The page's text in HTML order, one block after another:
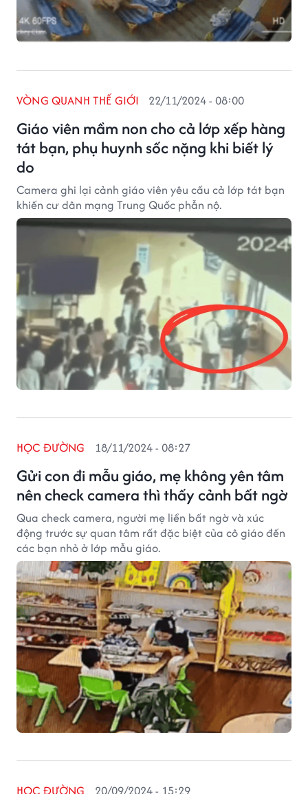
Giáo viên mầm non cho cả lớp xếp hàng
tát bạn, phụ huynh sốc nặng khi biết lý
do
VÒNG QUANH THẾ GIỚI 22/11/2024 - 08:00
Camera ghi lại cảnh giáo viên yêu cầu cả lớp tát bạn
khiến cư dân mạng Trung Quốc phẫn nộ.
Gửi con đi mẫu giáo, mẹ không yên tâm
nên check camera thì thấy cảnh bất ngờ
HỌC ĐƯỜNG 18/11/2024 - 08:27
Qua check camera, người mẹ liền bất ngờ và xúc
động trước sự quan tâm rất đặc biệt của cô giáo đến
các bạn nhỏ ở lớp mẫu giáo.
HỌC ĐƯỜNG 20/09/2024 - 15:29